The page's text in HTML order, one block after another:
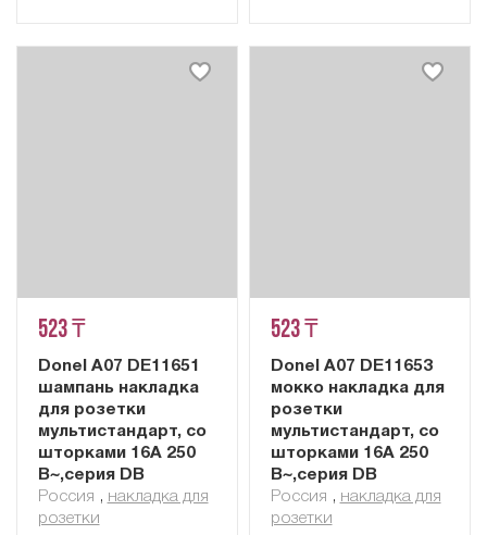
523 ₸
Donel A07 DE11651
шампань накладка
для розетки
мультистандарт, со
шторками 16A 250
В~,серия DB
Россия , накладка для
розетки
523 ₸
Donel A07 DE11653
мокко накладка для
розетки
мультистандарт, со
шторками 16A 250
В~,серия DB
Россия , накладка для
розетки